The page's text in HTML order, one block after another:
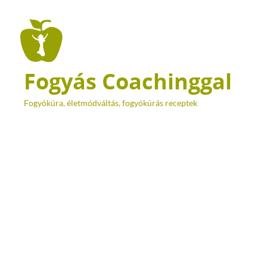
Fogyás Coachinggal
Fogyókúra, életmódváltás, fogyókúrás receptek